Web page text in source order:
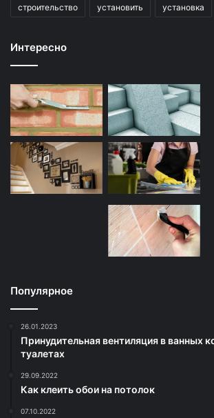
строительство установить установка
Интересно
Популярное
26.01.2023
Принудительная вентиляция в ванных
туалетах
29.09.2022
Как клеить обои на потолок
07.10.2022